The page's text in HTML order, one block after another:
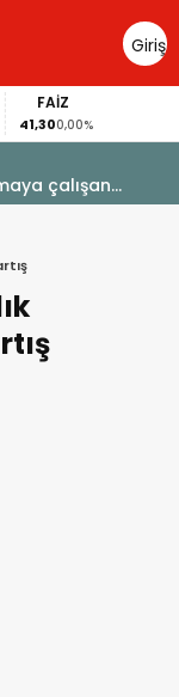
Giriş
Yap
FAİZ
41,300,00%
çalışan